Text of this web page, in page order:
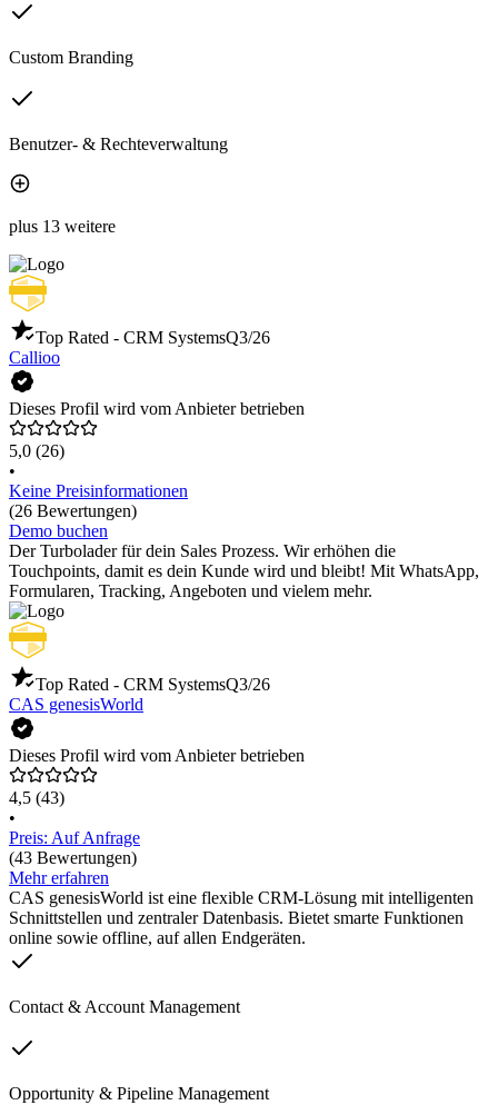
Custom Branding
Benutzer- & Rechteverwaltung
plus 13 weitere
Top Rated - CRM SystemsQ3/26
Callioo
Dieses Profil wird vom Anbieter betrieben
5,0 (26)
•
Keine Preisinformationen
(26 Bewertungen)
Demo buchen
Der Turbolader für dein Sales Prozess. Wir erhöhen die
Touchpoints, damit es dein Kunde wird und bleibt! Mit WhatsApp,
Formularen, Tracking, Angeboten und vielem mehr.
Top Rated - CRM SystemsQ3/26
CAS genesisWorld
Dieses Profil wird vom Anbieter betrieben
4,5 (43)
•
Preis: Auf Anfrage
(43 Bewertungen)
Mehr erfahren
CAS genesisWorld ist eine flexible CRM-Lösung mit intelligenten
Schnittstellen und zentraler Datenbasis. Bietet smarte Funktionen
online sowie offline, auf allen Endgeräten.
Contact & Account Management
Opportunity & Pipeline Management